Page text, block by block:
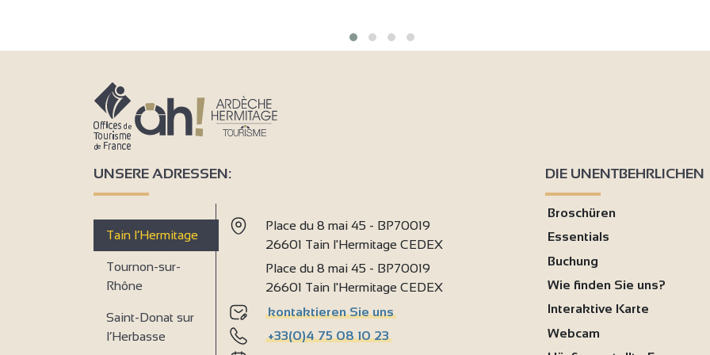
UNSERE ADRESSEN:
Tain l’Hermitage
Tournon-sur-
Rhône
Saint-Donat sur
l’Herbasse
Place du 8 mai 45 - BP70019
26601 Tain l'Hermitage CEDEX
Place du 8 mai 45 - BP70019
26601 Tain l'Hermitage CEDEX
kontaktieren Sie uns
+33(0)4 75 08 10 23
DIE UNENTBEHRLICHEN
Broschüren
Essentials
Buchung
Wie finden Sie uns?
Interaktive Karte
Webcam